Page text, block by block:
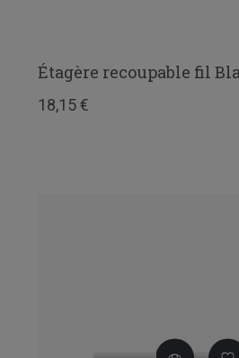
Étagère recoupable fil
18,15 €